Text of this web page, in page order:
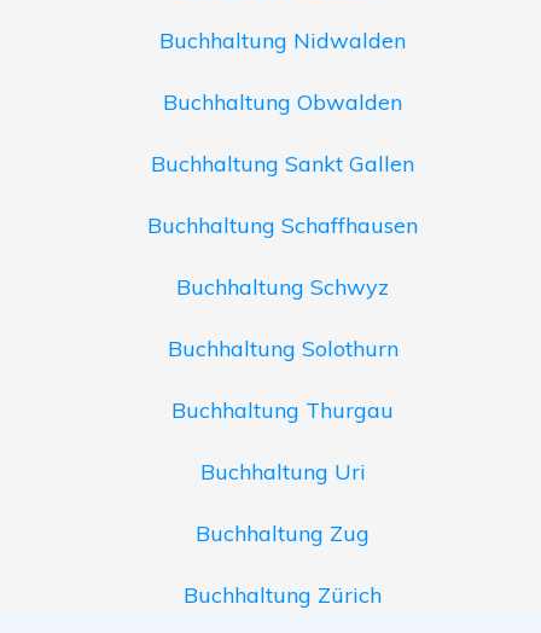
Buchhaltung Nidwalden
Buchhaltung Obwalden
Buchhaltung Sankt Gallen
Buchhaltung Schaffhausen
Buchhaltung Schwyz
Buchhaltung Solothurn
Buchhaltung Thurgau
Buchhaltung Uri
Buchhaltung Zug
Buchhaltung Zürich